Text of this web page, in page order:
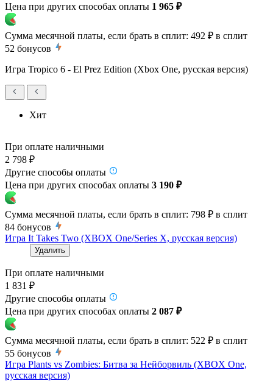
Цена при других способах оплаты 1 965 ₽
Сумма месячной платы, если брать в сплит: 492 ₽ в сплит
52 бонусов
Игра Tropico 6 - El Prez Edition (Xbox One, русская версия)
Хит
При оплате наличными
2 798 ₽
Другие способы оплаты
Цена при других способах оплаты 3 190 ₽
Сумма месячной платы, если брать в сплит: 798 ₽ в сплит
84 бонусов
Игра It Takes Two (XBOX One/Series X, русская версия)
Удалить
При оплате наличными
1 831 ₽
Другие способы оплаты
Цена при других способах оплаты 2 087 ₽
Сумма месячной платы, если брать в сплит: 522 ₽ в сплит
55 бонусов
Игра Plants vs Zombies: Битва за Нейборвиль (XBOX One,
русская версия)